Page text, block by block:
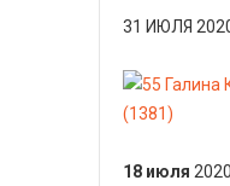
31 ИЮЛЯ
18 июля